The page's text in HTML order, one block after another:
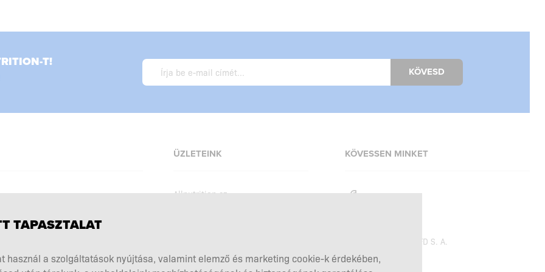
T!
KÖVESD
ÜZLETEINK
Allnutrition.cz
Allnutrition.ua
KÖVESSEN MINKET
Facebook
SFD S. A.
TAPASZTALAT
használ a szolgáltatások nyújtása, valamint elemző és marketing cookie-k érdekében,